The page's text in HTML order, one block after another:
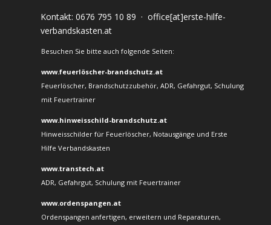
Kontakt: 0676 795 10 89 · office[at]erste-hilfe-
verbandskasten.at
Besuchen Sie bitte auch folgende Seiten:
www.feuerlöscher-brandschutz.at
Feuerlöscher, Brandschutzzubehör, ADR, Gefahrgut, Schulung
mit Feuertrainer
www.hinweisschild-brandschutz.at
Hinweisschilder für Feuerlöscher, Notausgänge und Erste
Hilfe Verbandskasten
www.transtech.at
ADR, Gefahrgut, Schulung mit Feuertrainer
www.ordenspangen.at
Ordenspangen anfertigen, erweitern und Reparaturen,